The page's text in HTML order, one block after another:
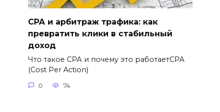
СРА и арбитраж трафика: как
превратить клики в стабильный
доход
Что такое СРА и почему это работаетСРА
(Cost Per Action)
0 74